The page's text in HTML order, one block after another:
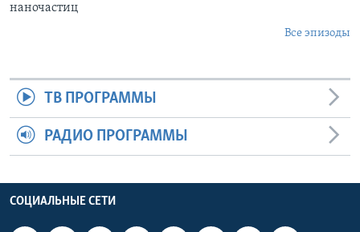
наночастиц
Все эпизоды
ТВ ПРОГРАММЫ
РАДИО ПРОГРАММЫ
СОЦИАЛЬНЫЕ СЕТИ